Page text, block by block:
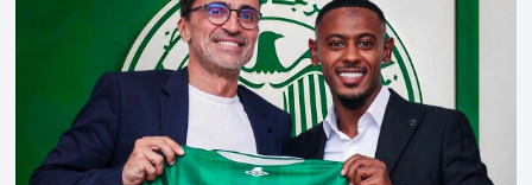
وأعادت تداولها حسابات على شبكات التواصل الاجتماعي. وكانت
السيدة المذكورة قد صرحت بمعطيات مضللة، واتهامات كيدية، تدعي
فيها بأن جهات رسمية هي من فتحت الحدود في […]